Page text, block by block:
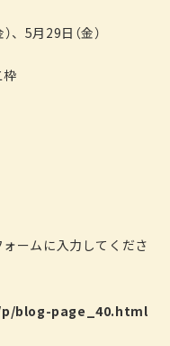
、5月29日（金）
ームに入力してくださ
blog-page_40.html